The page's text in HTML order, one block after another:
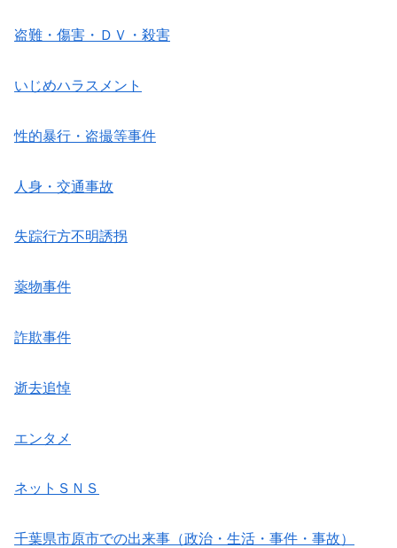
盗難・傷害・ＤＶ・殺害
いじめハラスメント
性的暴行・盗撮等事件
人身・交通事故
失踪行方不明誘拐
薬物事件
詐欺事件
逝去追悼
エンタメ
ネットＳＮＳ
千葉県市原市での出来事（政治・生活・事件・事故）